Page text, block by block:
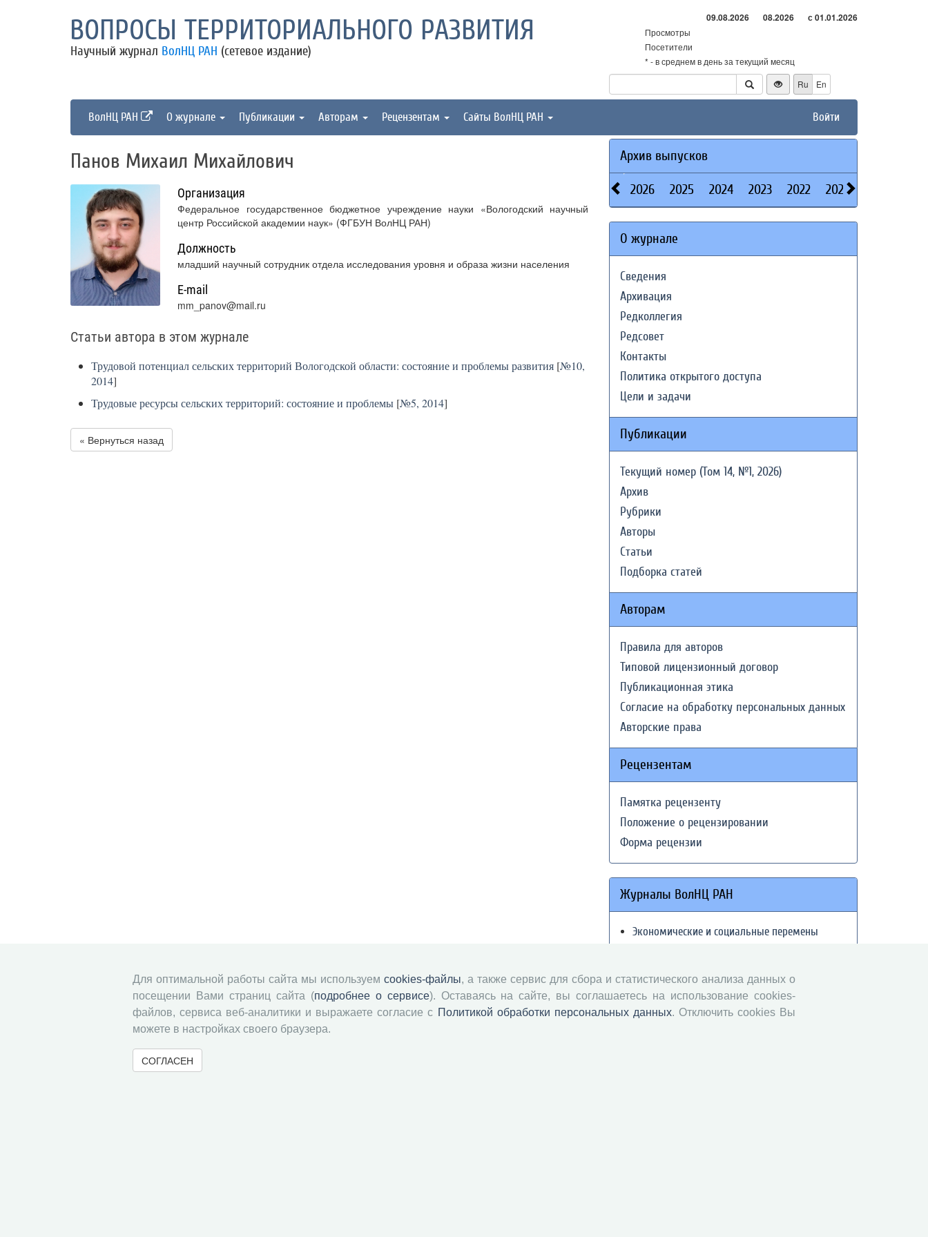
ВОПРОСЫ ТЕРРИТОРИАЛЬНОГО РАЗВИТИЯ
Научный журнал ВолНЦ РАН (сетевое издание)
09.08.2026 08.2026 с 01.01.2026
Просмотры
Посетители
* - в среднем в день за текущий месяц
Ru
En
ВолНЦ РАН О журнале Публикации Авторам Рецензентам Сайты ВолНЦ РАН Войти
Панов Михаил Михайлович
Организация
Федеральное государственное бюджетное учреждение науки «Вологодский научный
центр Российской академии наук» (ФГБУН ВолНЦ РАН)
Должность
младший научный сотрудник отдела исследования уровня и образа жизни населения
E-mail
mm_panov@mail.ru
Статьи автора в этом журнале
Трудовой потенциал сельских территорий Вологодской области: состояние и проблемы развития [№10,
2014]
Трудовые ресурсы сельских территорий: состояние и проблемы [№5, 2014]
« Вернуться назад
Архив выпусков
2026 2025 2024 2023 2022 2021
О журнале
Сведения
Архивация
Редколлегия
Редсовет
Контакты
Политика открытого доступа
Цели и задачи
Публикации
Текущий номер (Том 14, №1, 2026)
Архив
Рубрики
Авторы
Статьи
Подборка статей
Авторам
Правила для авторов
Типовой лицензионный договор
Публикационная этика
Согласие на обработку персональных данных
Авторские права
Рецензентам
Памятка рецензенту
Положение о рецензировании
Форма рецензии
Журналы ВолНЦ РАН
Экономические и социальные перемены
Социальное пространство
Юный экономист
Для оптимальной работы сайта мы используем cookies-файлы, а также сервис для сбора и статистического анализа данных о
посещении Вами страниц сайта (подробнее о сервисе). Оставаясь на сайте, вы соглашаетесь на использование cookies-
файлов, сервиса веб-аналитики и выражаете согласие с Политикой обработки персональных данных. Отключить cookies Вы
можете в настройках своего браузера.
СОГЛАСЕН